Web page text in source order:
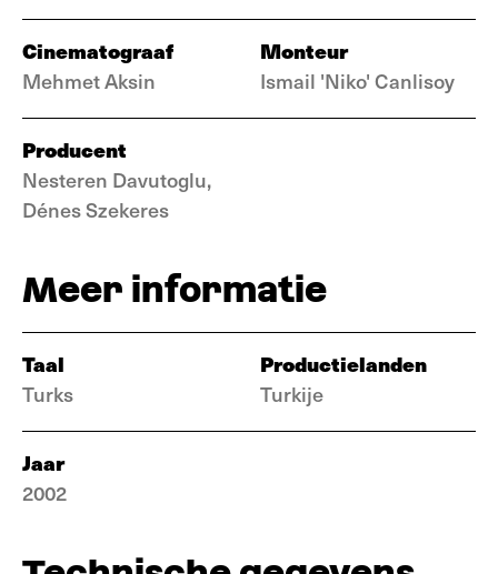
Cinematograaf
Mehmet Aksin
Monteur
Ismail 'Niko' Canlisoy
Producent
Nesteren Davutoglu,
Dénes Szekeres
Meer informatie
Taal
Turks
Productielanden
Turkije
Jaar
2002